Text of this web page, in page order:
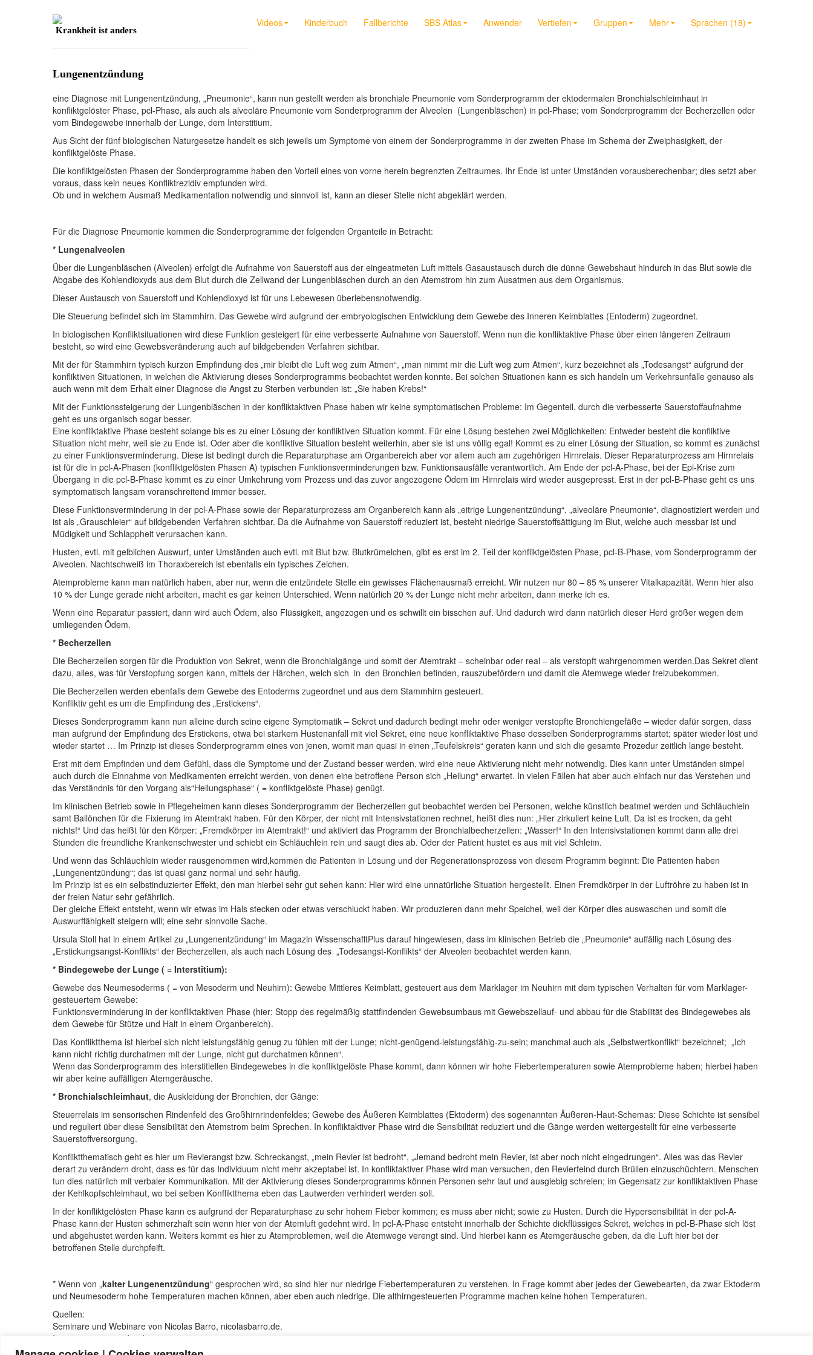
Videos Kinderbuch Fallberichte SBS Atlas Anwender Vertiefen Gruppen Mehr Sprachen (18)
Krankheit ist anders
Lungenentzündung
eine Diagnose mit Lungenentzündung, „Pneumonie“, kann nun gestellt werden als bronchiale Pneumonie vom Sonderprogramm der ektodermalen Bronchialschleimhaut in
konfliktgelöster Phase, pcl-Phase, als auch als alveoläre Pneumonie vom Sonderprogramm der Alveolen (Lungenbläschen) in pcl-Phase; vom Sonderprogramm der Becherzellen oder
vom Bindegewebe innerhalb der Lunge, dem Interstitium.
Aus Sicht der fünf biologischen Naturgesetze handelt es sich jeweils um Symptome von einem der Sonderprogramme in der zweiten Phase im Schema der Zweiphasigkeit, der
konfliktgelöste Phase.
Die konfliktgelösten Phasen der Sonderprogramme haben den Vorteil eines von vorne herein begrenzten Zeitraumes. Ihr Ende ist unter Umständen vorausberechenbar; dies setzt aber
voraus, dass kein neues Konfliktrezidiv empfunden wird.
Ob und in welchem Ausmaß Medikamentation notwendig und sinnvoll ist, kann an dieser Stelle nicht abgeklärt werden.
Für die Diagnose Pneumonie kommen die Sonderprogramme der folgenden Organteile in Betracht:
* Lungenalveolen
Über die Lungenbläschen (Alveolen) erfolgt die Aufnahme von Sauerstoff aus der eingeatmeten Luft mittels Gasaustausch durch die dünne Gewebshaut hindurch in das Blut sowie die
Abgabe des Kohlendioxyds aus dem Blut durch die Zellwand der Lungenbläschen durch an den Atemstrom hin zum Ausatmen aus dem Organismus.
Dieser Austausch von Sauerstoff und Kohlendioxyd ist für uns Lebewesen überlebensnotwendig.
Die Steuerung befindet sich im Stammhirn. Das Gewebe wird aufgrund der embryologischen Entwicklung dem Gewebe des Inneren Keimblattes (Entoderm) zugeordnet.
In biologischen Konfliktsituationen wird diese Funktion gesteigert für eine verbesserte Aufnahme von Sauerstoff. Wenn nun die konfliktaktive Phase über einen längeren Zeitraum
besteht, so wird eine Gewebsveränderung auch auf bildgebenden Verfahren sichtbar.
Mit der für Stammhirn typisch kurzen Empfindung des „mir bleibt die Luft weg zum Atmen“, „man nimmt mir die Luft weg zum Atmen“, kurz bezeichnet als „Todesangst“ aufgrund der
konfliktiven Situationen, in welchen die Aktivierung dieses Sonderprogramms beobachtet werden konnte. Bei solchen Situationen kann es sich handeln um Verkehrsunfälle genauso als
auch wenn mit dem Erhalt einer Diagnose die Angst zu Sterben verbunden ist: „Sie haben Krebs!“
Mit der Funktionssteigerung der Lungenbläschen in der konfliktaktiven Phase haben wir keine symptomatischen Probleme: Im Gegenteil, durch die verbesserte Sauerstoffaufnahme
geht es uns organisch sogar besser.
Eine konfliktaktive Phase besteht solange bis es zu einer Lösung der konfliktiven Situation kommt. Für eine Lösung bestehen zwei Möglichkeiten: Entweder besteht die konfliktive
Situation nicht mehr, weil sie zu Ende ist. Oder aber die konfliktive Situation besteht weiterhin, aber sie ist uns völlig egal! Kommt es zu einer Lösung der Situation, so kommt es zunächst
zu einer Funktionsverminderung. Diese ist bedingt durch die Reparaturphase am Organbereich aber vor allem auch am zugehörigen Hirnrelais. Dieser Reparaturprozess am Hirnrelais
ist für die in pcl-A-Phasen (konfliktgelösten Phasen A) typischen Funktionsverminderungen bzw. Funktionsausfälle verantwortlich. Am Ende der pcl-A-Phase, bei der Epi-Krise zum
Übergang in die pcl-B-Phase kommt es zu einer Umkehrung vom Prozess und das zuvor angezogene Ödem im Hirnrelais wird wieder ausgepresst. Erst in der pcl-B-Phase geht es uns
symptomatisch langsam voranschreitend immer besser.
Diese Funktionsverminderung in der pcl-A-Phase sowie der Reparaturprozess am Organbereich kann als „eitrige Lungenentzündung“, „alveoläre Pneumonie“, diagnostiziert werden und
ist als „Grauschleier“ auf bildgebenden Verfahren sichtbar. Da die Aufnahme von Sauerstoff reduziert ist, besteht niedrige Sauerstoffsättigung im Blut, welche auch messbar ist und
Müdigkeit und Schlappheit verursachen kann.
Husten, evtl. mit gelblichen Auswurf, unter Umständen auch evtl. mit Blut bzw. Blutkrümelchen, gibt es erst im 2. Teil der konfliktgelösten Phase, pcl-B-Phase, vom Sonderprogramm der
Alveolen. Nachtschweiß im Thoraxbereich ist ebenfalls ein typisches Zeichen.
Atemprobleme kann man natürlich haben, aber nur, wenn die entzündete Stelle ein gewisses Flächenausmaß erreicht. Wir nutzen nur 80 – 85 % unserer Vitalkapazität. Wenn hier also
10 % der Lunge gerade nicht arbeiten, macht es gar keinen Unterschied. Wenn natürlich 20 % der Lunge nicht mehr arbeiten, dann merke ich es.
Wenn eine Reparatur passiert, dann wird auch Ödem, also Flüssigkeit, angezogen und es schwillt ein bisschen auf. Und dadurch wird dann natürlich dieser Herd größer wegen dem
umliegenden Ödem.
* Becherzellen
Die Becherzellen sorgen für die Produktion von Sekret, wenn die Bronchialgänge und somit der Atemtrakt – scheinbar oder real – als verstopft wahrgenommen werden.Das Sekret dient
dazu, alles, was für Verstopfung sorgen kann, mittels der Härchen, welch sich in den Bronchien befinden, rauszubefördern und damit die Atemwege wieder freizubekommen.
Die Becherzellen werden ebenfalls dem Gewebe des Entoderms zugeordnet und aus dem Stammhirn gesteuert.
Konfliktiv geht es um die Empfindung des „Erstickens“.
Dieses Sonderprogramm kann nun alleine durch seine eigene Symptomatik – Sekret und dadurch bedingt mehr oder weniger verstopfte Bronchiengefäße – wieder dafür sorgen, dass
man aufgrund der Empfindung des Erstickens, etwa bei starkem Hustenanfall mit viel Sekret, eine neue konfliktaktive Phase desselben Sonderprogramms startet; später wieder löst und
wieder startet … Im Prinzip ist dieses Sonderprogramm eines von jenen, womit man quasi in einen „Teufelskreis“ geraten kann und sich die gesamte Prozedur zeitlich lange besteht.
Erst mit dem Empfinden und dem Gefühl, dass die Symptome und der Zustand besser werden, wird eine neue Aktivierung nicht mehr notwendig. Dies kann unter Umständen simpel
auch durch die Einnahme von Medikamenten erreicht werden, von denen eine betroffene Person sich „Heilung“ erwartet. In vielen Fällen hat aber auch einfach nur das Verstehen und
das Verständnis für den Vorgang als“Heilungsphase“ ( = konfliktgelöste Phase) genügt.
Im klinischen Betrieb sowie in Pflegeheimen kann dieses Sonderprogramm der Becherzellen gut beobachtet werden bei Personen, welche künstlich beatmet werden und Schläuchlein
samt Ballönchen für die Fixierung im Atemtrakt haben. Für den Körper, der nicht mit Intensivstationen rechnet, heißt dies nun: „Hier zirkuliert keine Luft. Da ist es trocken, da geht
nichts!“ Und das heißt für den Körper: „Fremdkörper im Atemtrakt!“ und aktiviert das Programm der Bronchialbecherzellen: „Wasser!“ In den Intensivstationen kommt dann alle drei
Stunden die freundliche Krankenschwester und schiebt ein Schläuchlein rein und saugt dies ab. Oder der Patient hustet es aus mit viel Schleim.
Und wenn das Schläuchlein wieder rausgenommen wird,kommen die Patienten in Lösung und der Regenerationsprozess von diesem Programm beginnt: Die Patienten haben
„Lungenentzündung“; das ist quasi ganz normal und sehr häufig.
Im Prinzip ist es ein selbstinduzierter Effekt, den man hierbei sehr gut sehen kann: Hier wird eine unnatürliche Situation hergestellt. Einen Fremdkörper in der Luftröhre zu haben ist in
der freien Natur sehr gefährlich.
Der gleiche Effekt entsteht, wenn wir etwas im Hals stecken oder etwas verschluckt haben. Wir produzieren dann mehr Speichel, weil der Körper dies auswaschen und somit die
Auswurffähigkeit steigern will; eine sehr sinnvolle Sache.
Ursula Stoll hat in einem Artikel zu „Lungenentzündung“ im Magazin WissenschafftPlus darauf hingewiesen, dass im klinischen Betrieb die „Pneumonie“ auffällig nach Lösung des
„Erstickungsangst-Konflikts“ der Becherzellen, als auch nach Lösung des „Todesangst-Konflikts“ der Alveolen beobachtet werden kann.
* Bindegewebe der Lunge ( = Interstitium):
Gewebe des Neumesoderms ( = von Mesoderm und Neuhirn): Gewebe Mittleres Keimblatt, gesteuert aus dem Marklager im Neuhirn mit dem typischen Verhalten für vom Marklager-
gesteuertem Gewebe:
Funktionsverminderung in der konfliktaktiven Phase (hier: Stopp des regelmäßig stattfindenden Gewebsumbaus mit Gewebszellauf- und abbau für die Stabilität des Bindegewebes als
dem Gewebe für Stütze und Halt in einem Organbereich).
Das Konfliktthema ist hierbei sich nicht leistungsfähig genug zu fühlen mit der Lunge; nicht-genügend-leistungsfähig-zu-sein; manchmal auch als „Selbstwertkonflikt“ bezeichnet; „Ich
kann nicht richtig durchatmen mit der Lunge, nicht gut durchatmen können“.
Wenn das Sonderprogramm des interstitiellen Bindegewebes in die konfliktgelöste Phase kommt, dann können wir hohe Fiebertemperaturen sowie Atemprobleme haben; hierbei haben
wir aber keine auffälligen Atemgeräusche.
* Bronchialschleimhaut, die Auskleidung der Bronchien, der Gänge:
Steuerrelais im sensorischen Rindenfeld des Großhirnrindenfeldes; Gewebe des Äußeren Keimblattes (Ektoderm) des sogenannten Äußeren-Haut-Schemas: Diese Schichte ist sensibel
und reguliert über diese Sensibilität den Atemstrom beim Sprechen. In konfliktaktiver Phase wird die Sensibilität reduziert und die Gänge werden weitergestellt für eine verbesserte
Sauerstoffversorgung.
Konfliktthematisch geht es hier um Revierangst bzw. Schreckangst, „mein Revier ist bedroht“, „Jemand bedroht mein Revier, ist aber noch nicht eingedrungen“. Alles was das Revier
derart zu verändern droht, dass es für das Individuum nicht mehr akzeptabel ist. In konfliktaktiver Phase wird man versuchen, den Revierfeind durch Brüllen einzuschüchtern. Menschen
tun dies natürlich mit verbaler Kommunikation. Mit der Aktivierung dieses Sonderprogramms können Personen sehr laut und ausgiebig schreien; im Gegensatz zur konfliktaktiven Phase
der Kehlkopfschleimhaut, wo bei selben Konfliktthema eben das Lautwerden verhindert werden soll.
In der konfliktgelösten Phase kann es aufgrund der Reparaturphase zu sehr hohem Fieber kommen; es muss aber nicht; sowie zu Husten. Durch die Hypersensibilität in der pcl-A-
Phase kann der Husten schmerzhaft sein wenn hier von der Atemluft gedehnt wird. In pcl-A-Phase entsteht innerhalb der Schichte dickflüssiges Sekret, welches in pcl-B-Phase sich löst
und abgehustet werden kann. Weiters kommt es hier zu Atemproblemen, weil die Atemwege verengt sind. Und hierbei kann es Atemgeräusche geben, da die Luft hier bei der
betroffenen Stelle durchpfeift.
* Wenn von „kalter Lungenentzündung“ gesprochen wird, so sind hier nur niedrige Fiebertemperaturen zu verstehen. In Frage kommt aber jedes der Gewebearten, da zwar Ektoderm
und Neumesoderm hohe Temperaturen machen können, aber eben auch niedrige. Die althirngesteuerten Programme machen keine hohen Temperaturen.
Quellen:
Seminare und Webinare von Nicolas Barro, nicolasbarro.de.
Internetseite www.5bn.de.
David Münnich „Das System der fünf biologischen Naturgesetze“ Band 1.